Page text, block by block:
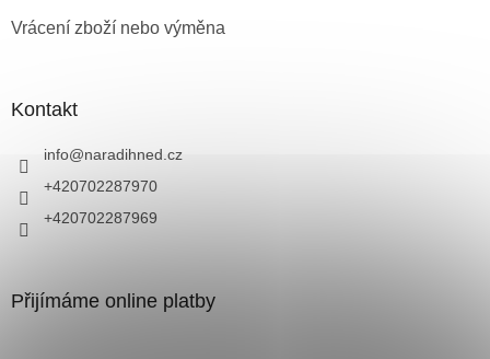
Vrácení zboží nebo výměna
Kontakt
info@naradihned.cz
+420702287970
+420702287969
Přijímáme online platby